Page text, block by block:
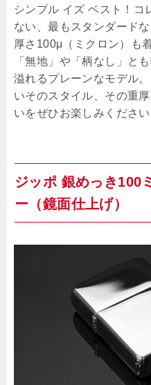
シンプル イズ ベスト！コ
ない、最もスタンダード
厚さ100μ（ミクロン）も
「無地」や「柄なし」と
溢れるプレーンなモデル
いそのスタイル、その重
いをぜひお楽しみください
ジッポ 銀めっき
ー（鏡面仕上げ）